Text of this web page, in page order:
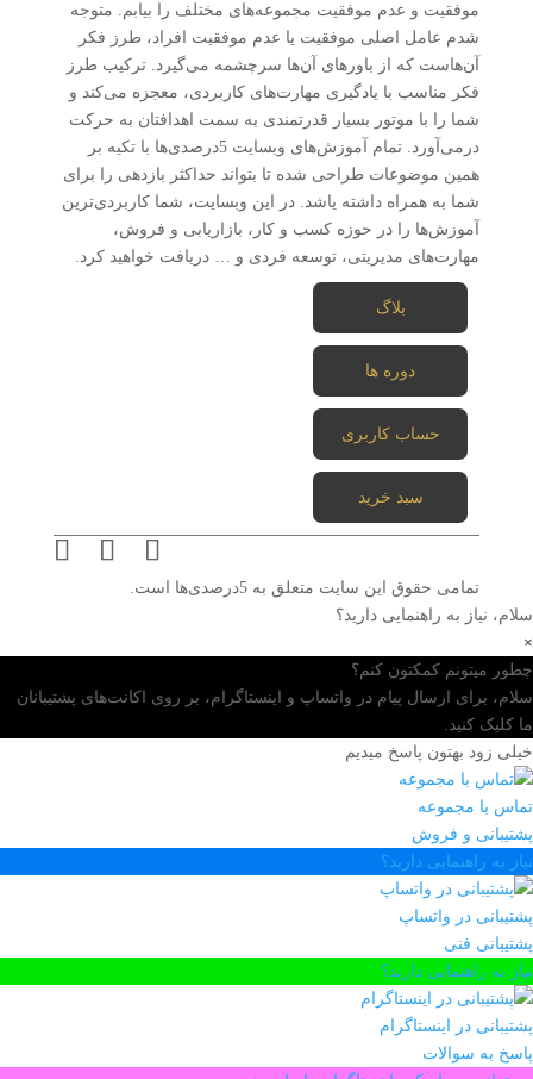
موفقیت و عدم موفقیت مجموعه‌های مختلف را بیابم. متوجه
شدم عامل اصلی موفقیت یا عدم موفقیت افراد، طرز فکر
آن‌هاست که از باورهای آن‌ها سرچشمه می‌گیرد. ترکیب طرز
فکر مناسب با یادگیری مهارت‌های کاربردی، معجزه می‌کند و
شما را با موتور بسیار قدرتمندی به سمت اهدافتان به حرکت
درمی‌آورد. تمام آموزش‌های وبسایت 5درصدی‌ها با تکیه بر
همین موضوعات طراحی شده تا بتواند حداکثر بازدهی را برای
شما به همراه داشته یاشد. در این وبسایت، شما کاربردی‌ترین
آموزش‌ها را در حوزه کسب و کار، بازاریابی و فروش،
مهارت‌های مدیریتی، توسعه فردی و … دریافت خواهید کرد.
بلاگ
دوره ها
حساب کاربری
سبد خرید
تمامی حقوق این سایت متعلق به 5درصدی‌ها است.
سلام، نیاز به راهنمایی دارید؟
×
چطور میتونم کمکتون کنم؟
سلام، برای ارسال پیام در واتساپ و اینستاگرام، بر روی اکانت‌های پشتیبانان
ما کلیک کنید.
خیلی زود بهتون پاسخ میدیم
تماس با مجموعه
پشتیبانی و فروش
نیاز به راهنمایی دارید؟
پشتیبانی در واتساپ
پشتیبانی فنی
نیاز به راهنمایی دارید؟
پشتیبانی در اینستاگرام
پاسخ به سوالات